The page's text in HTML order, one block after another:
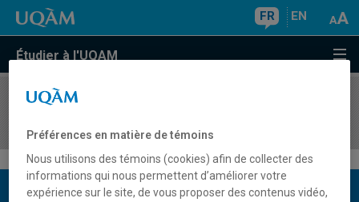
FR EN
Étudier à l'UQAM
COURS//
Description du cours
Préférences en matière de témoins
Nous utilisons des témoins (cookies) afin de collecter des
informations qui nous permettent d’améliorer votre
expérience sur le site, de vous proposer des contenus vidéo,